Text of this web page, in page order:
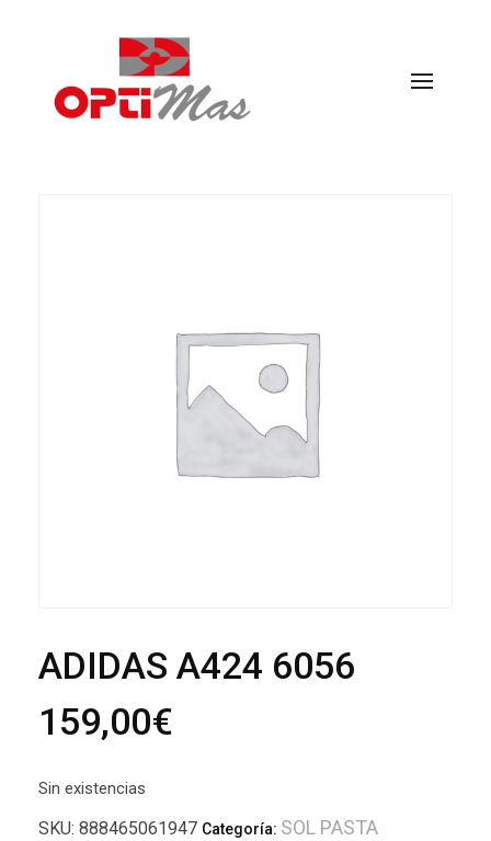
ADIDAS A424 6056
159,00€
Sin existencias
SKU: 888465061947 Categoría: SOL PASTA